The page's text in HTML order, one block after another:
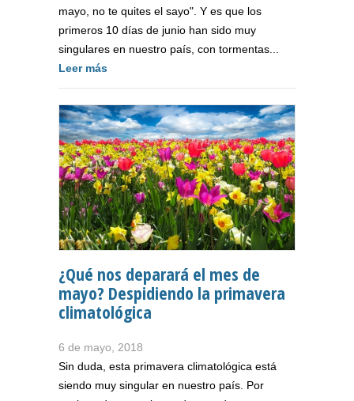
mayo, no te quites el sayo". Y es que los
primeros 10 días de junio han sido muy
singulares en nuestro país, con tormentas...
Leer más
¿Qué nos deparará el mes de
mayo? Despidiendo la primavera
climatológica
6 de mayo, 2018
Sin duda, esta primavera climatológica está
siendo muy singular en nuestro país. Por